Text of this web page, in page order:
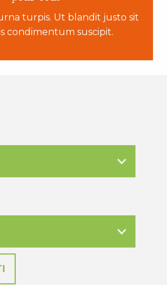
turpis. Ut blandit justo sit
condimentum suscipit.